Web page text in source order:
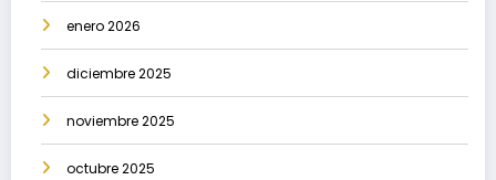
enero 2026
diciembre 2025
noviembre 2025
octubre 2025